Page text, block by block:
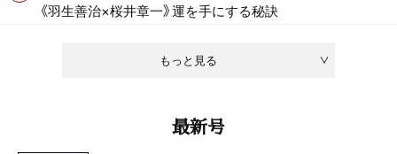
もっと見る
《羽生善治×桜井章一》運を手にする秘訣
最新号